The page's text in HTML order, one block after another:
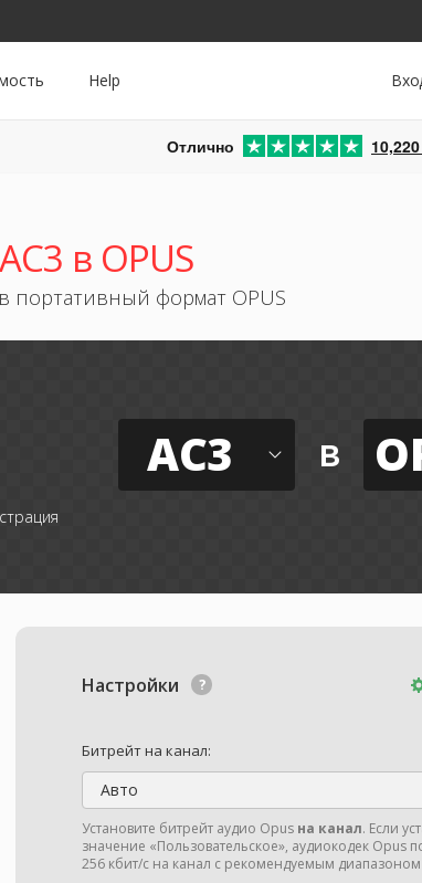
Help
Отлично 10,220
в OPUS
портативный формат OPUS
AC3 в
Настройки
Битрейт на канал:
Авто
Установите битрейт аудио Opus на канал. Если
значение «Пользовательское», аудиокодек Opus
256 кбит/с на канал с рекомендуемым диапазоном